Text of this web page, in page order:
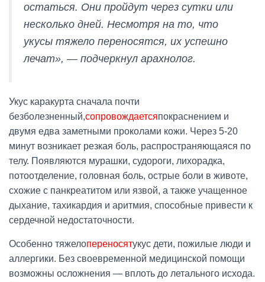
остаться. Они пройдут через сутки или
несколько дней. Несмотря на то, что
укусы тяжело переносятся, их успешно
лечат», — подчеркнул арахнолог.
Укус каракурта сначала почти
безболезненный,сопровождаетсяпокраснением и
двумя едва заметными проколами кожи. Через 5-20
минут возникает резкая боль, распространяющаяся по
телу. Появляются мурашки, судороги, лихорадка,
потоотделение, головная боль, острые боли в животе,
схожие с панкреатитом или язвой, а также учащенное
дыхание, тахикардия и аритмия, способные привести к
сердечной недостаточности.
Особенно тяжелопереносятукус дети, пожилые люди и
аллергики. Без своевременной медицинской помощи
возможны осложнения — вплоть до летального исхода.